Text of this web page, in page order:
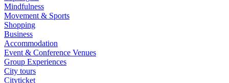
Mindfulness
Movement & Sports
Shopping
Business
Accommodation
Event & Conference Venues
Group Experiences
City tours
Cityticket